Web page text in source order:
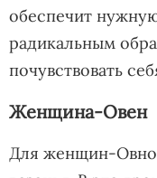
обеспечит
радикальным
почувствовать
Женщина-Овен
Для женщин-